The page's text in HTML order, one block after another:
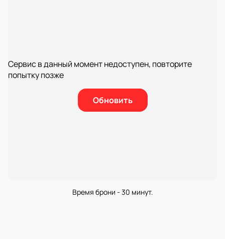
Сервис в данный момент недоступен, повторите
попытку позже
Обновить
Время брони - 30 минут.